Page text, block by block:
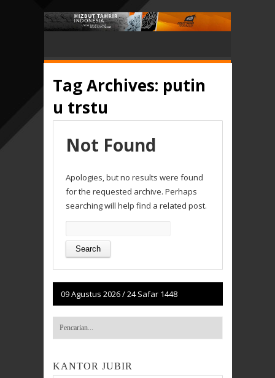
Tag Archives: putin
u trstu
Not Found
Apologies, but no results were found
for the requested archive. Perhaps
searching will help find a related post.
for:
09 Agustus 2026/24 Safar 1448
KANTOR JUBIR